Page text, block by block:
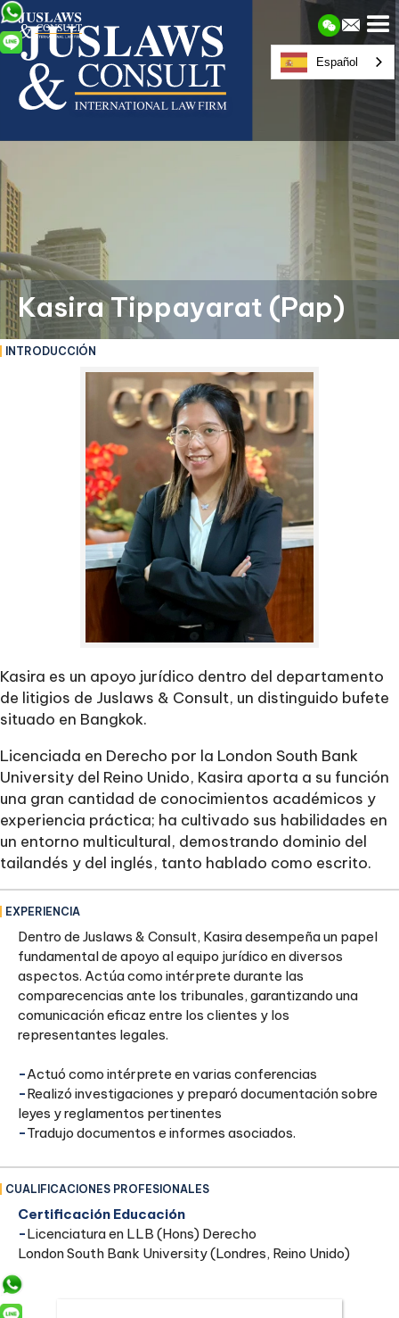
Kasira Tippayarat (Pap)
INTRODUCCIÓN
Kasira es un apoyo jurídico dentro del departamento
de litigios de Juslaws & Consult, un distinguido bufete
situado en Bangkok.
Licenciada en Derecho por la London South Bank
University del Reino Unido, Kasira aporta a su función
una gran cantidad de conocimientos académicos y
experiencia práctica; ha cultivado sus habilidades en
un entorno multicultural, demostrando dominio del
tailandés y del inglés, tanto hablado como escrito.
EXPERIENCIA
Dentro de Juslaws & Consult, Kasira desempeña un papel
fundamental de apoyo al equipo jurídico en diversos
aspectos. Actúa como intérprete durante las
comparecencias ante los tribunales, garantizando una
comunicación eficaz entre los clientes y los
representantes legales.
‍-Actuó como intérprete en varias conferencias
‍-Realizó investigaciones y preparó documentación sobre
leyes y reglamentos pertinentes
‍-Tradujo documentos e informes asociados.
CUALIFICACIONES PROFESIONALES
Certificación Educación
‍-Licenciatura en LLB (Hons) Derecho
London South Bank University (Londres, Reino Unido)
Español